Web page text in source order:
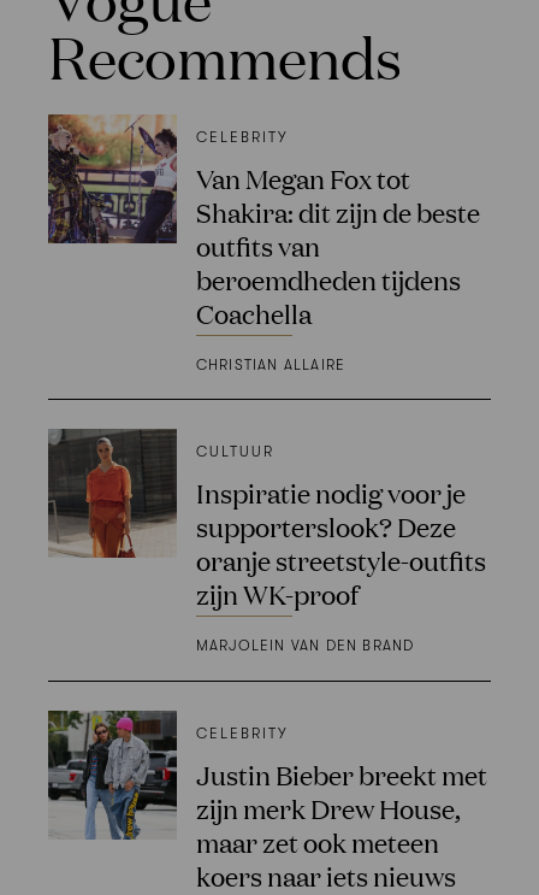
Recommends
CELEBRITY
Van Megan Fox tot
Shakira: dit zijn de beste
outfits van
beroemdheden tijdens
Coachella
CHRISTIAN ALLAIRE
CULTUUR
Inspiratie nodig voor je
supporterslook? Deze
oranje streetstyle-outfits
zijn WK-proof
MARJOLEIN VAN DEN BRAND
CELEBRITY
Justin Bieber breekt met
zijn merk Drew House,
maar zet ook meteen
koers naar iets nieuws